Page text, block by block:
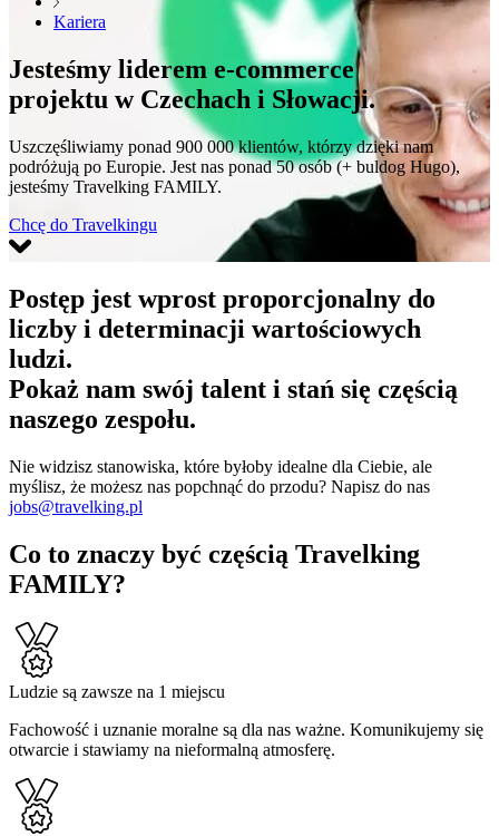
Kariera
Jesteśmy liderem e-commerce
projektu w Czechach i Słowacji.
Uszczęśliwiamy ponad 900 000 klientów, którzy dzięki nam
podróżują po Europie. Jest nas ponad 50 osób (+ buldog Hugo),
jesteśmy Travelking FAMILY.
Chcę do Travelkingu
Postęp jest wprost proporcjonalny do
liczby i determinacji wartościowych
ludzi.
Pokaż nam swój talent i stań się częścią
naszego zespołu.
Nie widzisz stanowiska, które byłoby idealne dla Ciebie, ale
myślisz, że możesz nas popchnąć do przodu? Napisz do nas
jobs@travelking.pl
Co to znaczy być częścią Travelking
FAMILY?
Ludzie są zawsze na 1 miejscu
Fachowość i uznanie moralne są dla nas ważne. Komunikujemy się
otwarcie i stawiamy na nieformalną atmosferę.